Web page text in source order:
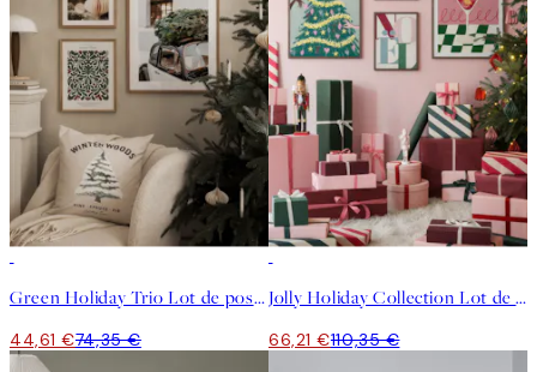
Green Holiday Trio Lot de posters
44,61 €74,35 €
Jolly Holiday Collection Lot de posters
66,21 €110,35 €